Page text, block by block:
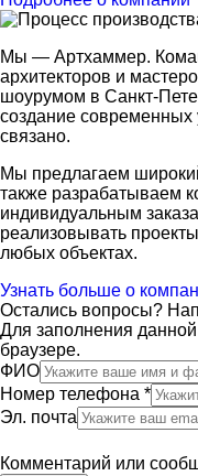
Мы — Артхаммер.
архитекторов и
шоурумом в Санкт-
создание современных
связано.
Мы предлагаем
также разрабатываем
индивидуальным
реализовывать
любых объектах.
Узнать больше о
Остались вопросы?
Для заполнения
браузере.
ФИО
Номер телефона *
Эл. почта
Комментарий или